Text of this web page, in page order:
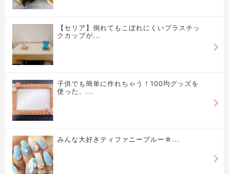
【セリア】倒れてもこぼれにくいプラスチッ
クカップが...
子供でも簡単に作れちゃう！100均グッズを
使った、...
みんな大好きティファニーブルー☆...